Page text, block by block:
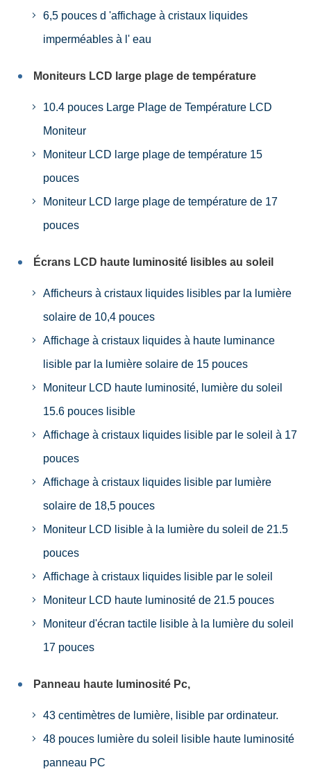
6,5 pouces d 'affichage à cristaux liquides
imperméables à l' eau
Moniteurs LCD large plage de température
10.4 pouces Large Plage de Température LCD
Moniteur
Moniteur LCD large plage de température 15
pouces
Moniteur LCD large plage de température de 17
pouces
Écrans LCD haute luminosité lisibles au soleil
Afficheurs à cristaux liquides lisibles par la lumière
solaire de 10,4 pouces
Affichage à cristaux liquides à haute luminance
lisible par la lumière solaire de 15 pouces
Moniteur LCD haute luminosité, lumière du soleil
15.6 pouces lisible
Affichage à cristaux liquides lisible par le soleil à 17
pouces
Affichage à cristaux liquides lisible par lumière
solaire de 18,5 pouces
Moniteur LCD lisible à la lumière du soleil de 21.5
pouces
Affichage à cristaux liquides lisible par le soleil
Moniteur LCD haute luminosité de 21.5 pouces
Moniteur d'écran tactile lisible à la lumière du soleil
17 pouces
Panneau haute luminosité Pc,
43 centimètres de lumière, lisible par ordinateur.
48 pouces lumière du soleil lisible haute luminosité
panneau PC